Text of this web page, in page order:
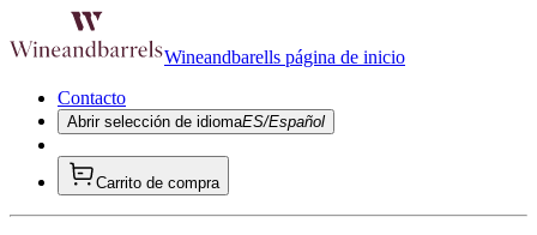
Wineandbarells página de inicio
Contacto
Abrir selección de idiomaES/Español
Carrito de compra